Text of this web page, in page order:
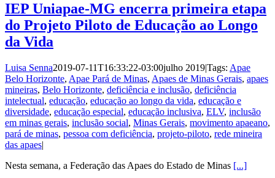
IEP Uniapae-MG encerra primeira etapa
do Projeto Piloto de Educação ao Longo
da Vida
Luisa Senna2019-07-11T16:33:22-03:00julho 2019|Tags: Apae
Belo Horizonte, Apae Pará de Minas, Apaes de Minas Gerais, apaes
mineiras, Belo Horizonte, deficiência e inclusão, deficiência
intelectual, educação, educação ao longo da vida, educação e
diversidade, educação especial, educação inclusiva, ELV, inclusão
em minas gerais, inclusão social, Minas Gerais, movimento apaeano,
pará de minas, pessoa com deficiência, projeto-piloto, rede mineira
das apaes|
Nesta semana, a Federação das Apaes do Estado de Minas [...]